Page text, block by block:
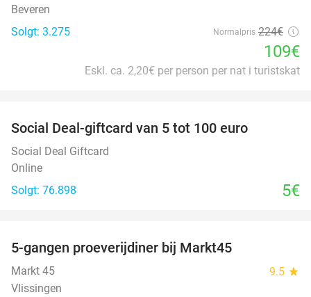
Beveren
Solgt: 3.275
Normalpris 224€
109€
Eskl. ca. 2,20€ per person per nat i turistskat
Social Deal-giftcard van 5 tot 100 euro
Social Deal Giftcard
Online
Solgt: 76.898
5€
5-gangen proeverijdiner bij Markt45
Markt 45 9.5 star
Vlissingen